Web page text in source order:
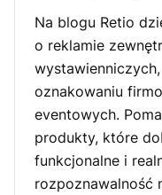
Na blogu Retio
o reklamie
oznakowaniu
eventowych.
produkty, które
funkcjonalne i
rozpoznawalność